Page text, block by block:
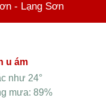
- Lạng Sơn
u ám
như 24°
mưa: 89%